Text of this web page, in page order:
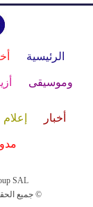
الرئيسية
وموسيقى
أخبار إعلام
SAL
جميع الحقوق محفوظة لمجموعة العرب اليوم الاعلامية 2023 ©